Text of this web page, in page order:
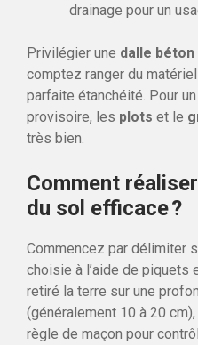
drainage pour un
Privilégier une dalle béton
comptez ranger du
parfaite étanchéité. Pour
provisoire, les plots et le
très bien.
Comment
du sol efficace ?
Commencez par délimiter
choisie à l’aide de piquets
retiré la terre sur une
(généralement 10 à 20
règle de maçon pour